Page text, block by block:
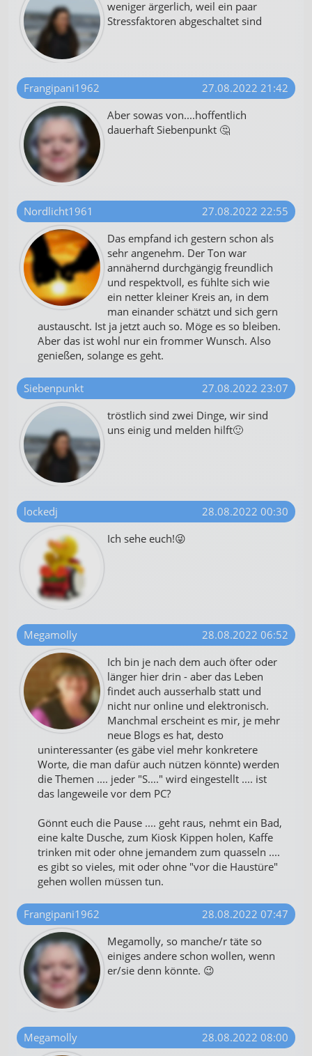
weniger ärgerlich, weil ein paar
Stressfaktoren abgeschaltet sind
Frangipani1962
27.08.2022 21:42
Aber sowas von....hoffentlich
dauerhaft Siebenpunkt 🤔
Nordlicht1961
27.08.2022 22:55
Das empfand ich gestern schon als
sehr angenehm. Der Ton war
annähernd durchgängig freundlich
und respektvoll, es fühlte sich wie
ein netter kleiner Kreis an, in dem
man einander schätzt und sich gern
austauscht. Ist ja jetzt auch so. Möge es so bleiben.
Aber das ist wohl nur ein frommer Wunsch. Also
genießen, solange es geht.
Siebenpunkt
27.08.2022 23:07
tröstlich sind zwei Dinge, wir sind
uns einig und melden hilft🙂
lockedj
28.08.2022 00:30
Ich sehe euch!😜
Megamolly
28.08.2022 06:52
Ich bin je nach dem auch öfter oder
länger hier drin - aber das Leben
findet auch ausserhalb statt und
nicht nur online und elektronisch.
Manchmal erscheint es mir, je mehr
neue Blogs es hat, desto
uninteressanter (es gäbe viel mehr konkretere
Worte, die man dafür auch nützen könnte) werden
die Themen .... jeder "S...." wird eingestellt .... ist
das langeweile vor dem PC?
Gönnt euch die Pause .... geht raus, nehmt ein Bad,
eine kalte Dusche, zum Kiosk Kippen holen, Kaffe
trinken mit oder ohne jemandem zum quasseln ....
es gibt so vieles, mit oder ohne "vor die Haustüre"
gehen wollen müssen tun.
Frangipani1962
28.08.2022 07:47
Megamolly, so manche/r täte so
einiges andere schon wollen, wenn
er/sie denn könnte. 😉
Megamolly
28.08.2022 08:00